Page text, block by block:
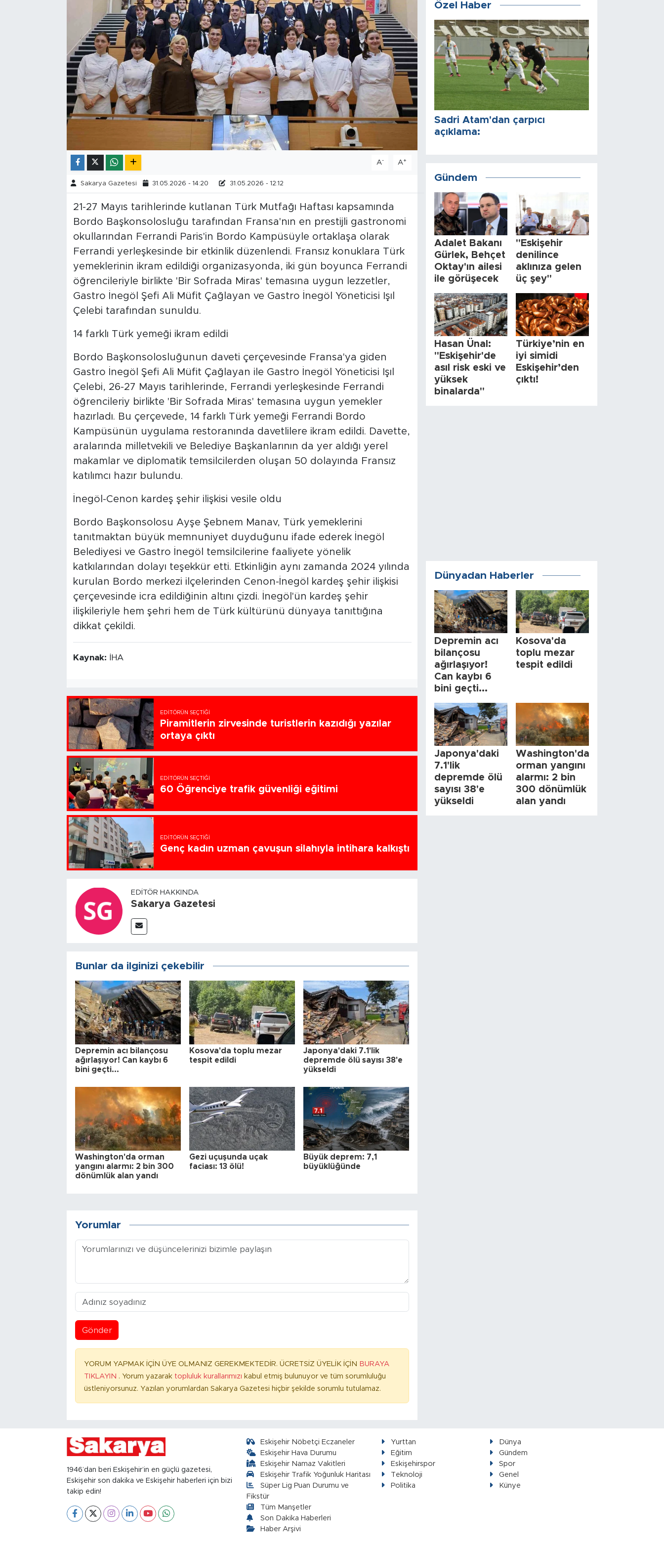
A- A+
Sakarya Gazetesi 31.05.2026 - 14:20 31.05.2026 - 12:12
21-27 Mayıs tarihlerinde kutlanan Türk Mutfağı Haftası kapsamında
Bordo Başkonsolosluğu tarafından Fransa'nın en prestijli gastronomi
okullarından Ferrandi Paris'in Bordo Kampüsüyle ortaklaşa olarak
Ferrandi yerleşkesinde bir etkinlik düzenlendi. Fransız konuklara Türk
yemeklerinin ikram edildiği organizasyonda, iki gün boyunca Ferrandi
öğrencileriyle birlikte 'Bir Sofrada Miras' temasına uygun lezzetler,
Gastro İnegöl Şefi Ali Müfit Çağlayan ve Gastro İnegöl Yöneticisi Işıl
Çelebi tarafından sunuldu.
14 farklı Türk yemeği ikram edildi
Bordo Başkonsolosluğunun daveti çerçevesinde Fransa'ya giden
Gastro İnegöl Şefi Ali Müfit Çağlayan ile Gastro İnegöl Yöneticisi Işıl
Çelebi, 26-27 Mayıs tarihlerinde, Ferrandi yerleşkesinde Ferrandi
öğrencileriy birlikte 'Bir Sofrada Miras' temasına uygun yemekler
hazırladı. Bu çerçevede, 14 farklı Türk yemeği Ferrandi Bordo
Kampüsünün uygulama restoranında davetlilere ikram edildi. Davette,
aralarında milletvekili ve Belediye Başkanlarının da yer aldığı yerel
makamlar ve diplomatik temsilcilerden oluşan 50 dolayında Fransız
katılımcı hazır bulundu.
İnegöl-Cenon kardeş şehir ilişkisi vesile oldu
Bordo Başkonsolosu Ayşe Şebnem Manav, Türk yemeklerini
tanıtmaktan büyük memnuniyet duyduğunu ifade ederek İnegöl
Belediyesi ve Gastro İnegöl temsilcilerine faaliyete yönelik
katkılarından dolayı teşekkür etti. Etkinliğin aynı zamanda 2024 yılında
kurulan Bordo merkezi ilçelerinden Cenon-İnegöl kardeş şehir ilişkisi
çerçevesinde icra edildiğinin altını çizdi. İnegöl'ün kardeş şehir
ilişkileriyle hem şehri hem de Türk kültürünü dünyaya tanıttığına
dikkat çekildi.
Kaynak: İHA
EDITÖRÜN SEÇTIĞI
Piramitlerin zirvesinde turistlerin kazıdığı yazılar
ortaya çıktı
EDITÖRÜN SEÇTIĞI
60 Öğrenciye trafik güvenliği eğitimi
EDITÖRÜN SEÇTIĞI
Genç kadın uzman çavuşun silahıyla intihara kalkıştı
EDITÖR HAKKINDA
Sakarya Gazetesi
Bunlar da ilginizi çekebilir
Depremin acı bilançosu
ağırlaşıyor! Can kaybı 6
bini geçti...
Kosova'da toplu mezar
tespit edildi
Japonya'daki 7.1'lik
depremde ölü sayısı 38'e
yükseldi
Washington'da orman
yangını alarmı: 2 bin 300
dönümlük alan yandı
Gezi uçuşunda uçak
faciası: 13 ölü!
Büyük deprem: 7,1
büyüklüğünde
Yorumlar
Gönder
YORUM YAPMAK İÇİN ÜYE OLMANIZ GEREKMEKTEDİR. ÜCRETSİZ ÜYELİK İÇİN BURAYA
TIKLAYIN . Yorum yazarak topluluk kurallarımızı kabul etmiş bulunuyor ve tüm sorumluluğu
üstleniyorsunuz. Yazılan yorumlardan Sakarya Gazetesi hiçbir şekilde sorumlu tutulamaz.
Özel Haber
Sadri Atam'dan çarpıcı
açıklama:
Gündem
Adalet Bakanı
Gürlek, Behçet
Oktay'ın ailesi
ile görüşecek
"Eskişehir
denilince
aklınıza gelen
üç şey"
Hasan Ünal:
"Eskişehir'de
asıl risk eski ve
yüksek
binalarda"
Türkiye’nin en
iyi simidi
Eskişehir’den
çıktı!
Dünyadan Haberler
Depremin acı
bilançosu
ağırlaşıyor!
Can kaybı 6
bini geçti...
Kosova'da
toplu mezar
tespit edildi
Japonya'daki
7.1'lik
depremde ölü
sayısı 38'e
yükseldi
Washington'da
orman yangını
alarmı: 2 bin
300 dönümlük
alan yandı
1946’dan beri Eskişehir’in en güçlü gazetesi,
Eskişehir son dakika ve Eskişehir haberleri için bizi
takip edin!
Eskişehir Nöbetçi Eczaneler
Eskişehir Hava Durumu
Eskişehir Namaz Vakitleri
Eskişehir Trafik Yoğunluk Haritası
Süper Lig Puan Durumu ve
Fikstür
Tüm Manşetler
Son Dakika Haberleri
Haber Arşivi
Yurttan
Dünya
Eğitim
Gündem
Eskişehirspor
Spor
Teknoloji
Genel
Politika
Künye
Resmi İlanlar
Foto Şaka
Teknoloji